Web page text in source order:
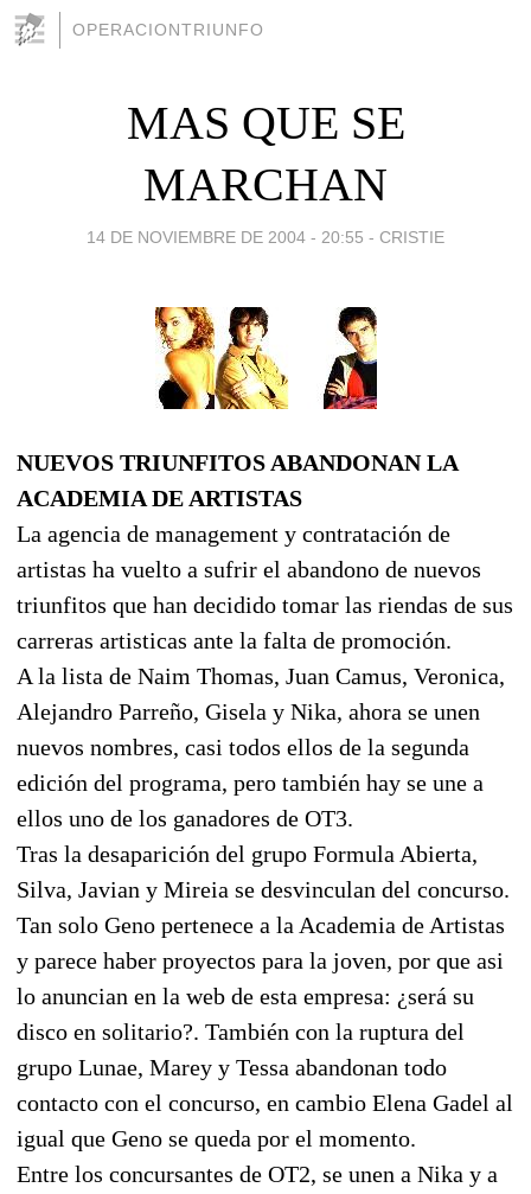
OPERACIONTRIUNFO
MAS QUE SE
MARCHAN
14 DE NOVIEMBRE DE 2004 - 20:55 - CRISTIE
NUEVOS TRIUNFITOS ABANDONAN LA
ACADEMIA DE ARTISTAS
La agencia de management y contratación de
artistas ha vuelto a sufrir el abandono de nuevos
triunfitos que han decidido tomar las riendas de sus
carreras artisticas ante la falta de promoción.
A la lista de Naim Thomas, Juan Camus, Veronica,
Alejandro Parreño, Gisela y Nika, ahora se unen
nuevos nombres, casi todos ellos de la segunda
edición del programa, pero también hay se une a
ellos uno de los ganadores de OT3.
Tras la desaparición del grupo Formula Abierta,
Silva, Javian y Mireia se desvinculan del concurso.
Tan solo Geno pertenece a la Academia de Artistas
y parece haber proyectos para la joven, por que asi
lo anuncian en la web de esta empresa: ¿será su
disco en solitario?. También con la ruptura del
grupo Lunae, Marey y Tessa abandonan todo
contacto con el concurso, en cambio Elena Gadel al
igual que Geno se queda por el momento.
Entre los concursantes de OT2, se unen a Nika y a